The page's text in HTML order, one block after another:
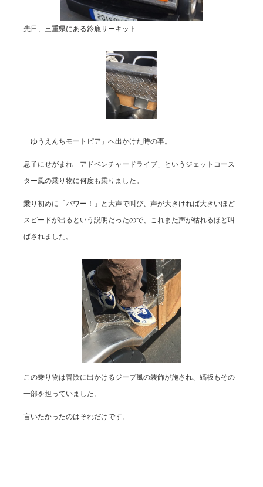
先日、三重県にある鈴鹿サーキット
「ゆうえんちモートピア」へ出かけた時の事。
息子にせがまれ「アドベンチャードライブ」というジェットコース
ター風の乗り物に何度も乗りました。
乗り初めに「パワー！」と大声で叫び、声が大きければ大きいほど
スピードが出るという説明だったので、これまた声が枯れるほど叫
ばされました。
この乗り物は冒険に出かけるジープ風の装飾が施され、縞板もその
一部を担っていました。
言いたかったのはそれだけです。